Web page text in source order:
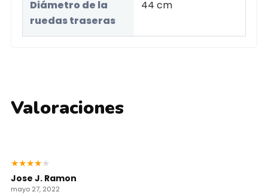
Diámetro de la
ruedas traseras
44 cm
Valoraciones
★★★★★
Jose J. Ramon
mayo 27, 2022